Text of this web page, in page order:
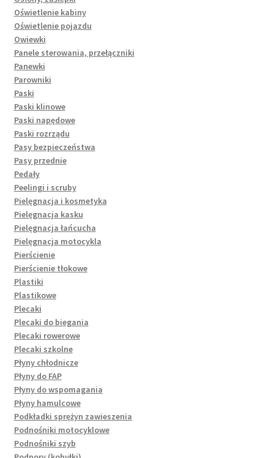
Oświetlenie kabiny
Oświetlenie pojazdu
Owiewki
Panele sterowania, przełączniki
Panewki
Parowniki
Paski
Paski klinowe
Paski napędowe
Paski rozrządu
Pasy bezpieczeństwa
Pasy przednie
Pedały
Peelingi i scruby
Pielęgnacja i kosmetyka
Pielęgnacja kasku
Pielęgnacja łańcucha
Pielęgnacja motocykla
Pierścienie
Pierścienie tłokowe
Plastiki
Plastikowe
Plecaki
Plecaki do biegania
Plecaki rowerowe
Plecaki szkolne
Płyny chłodnicze
Płyny do FAP
Płyny do wspomagania
Płyny hamulcowe
Podkładki sprężyn zawieszenia
Podnośniki motocyklowe
Podnośniki szyb